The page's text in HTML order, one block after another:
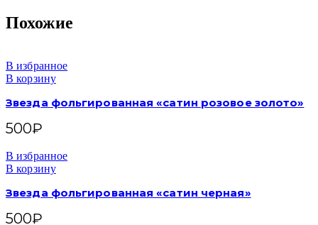
Похожие
В избранное
В корзину
Звезда фольгированная «сатин розовое золото»
500₽
В избранное
В корзину
Звезда фольгированная «сатин черная»
500₽